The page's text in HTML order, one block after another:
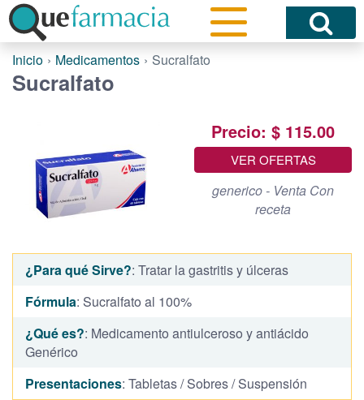
Inicio Medicamentos Sucralfato
Sucralfato
Precio: $ 115.00
VER OFERTAS
generico - Venta Con
receta
¿Para qué Sirve?: Tratar la gastritis y úlceras
Fórmula: Sucralfato al 100%
¿Qué es?: Medicamento antiulceroso y antiácido
Genérico
Presentaciones: Tabletas / Sobres / Suspensión